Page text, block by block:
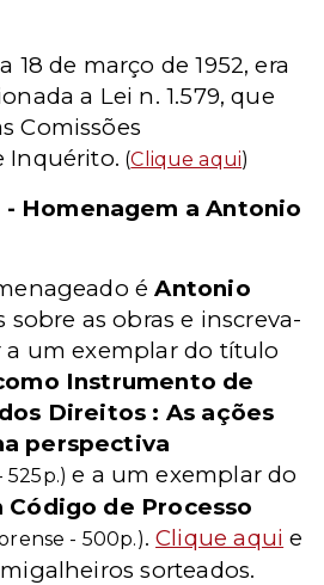
18 de março de 1952, era
a Lei n. 1.579, que
Comissões
Inquérito. (Clique aqui)
Homenagem a Antonio
é Antonio
sobre as obras e inscreva-
a um exemplar do título
Instrumento de
Direitos : As ações
perspectiva
525p.)e a um exemplar do
Código de Processo
- 500p.).Clique aqui e
sorteados.